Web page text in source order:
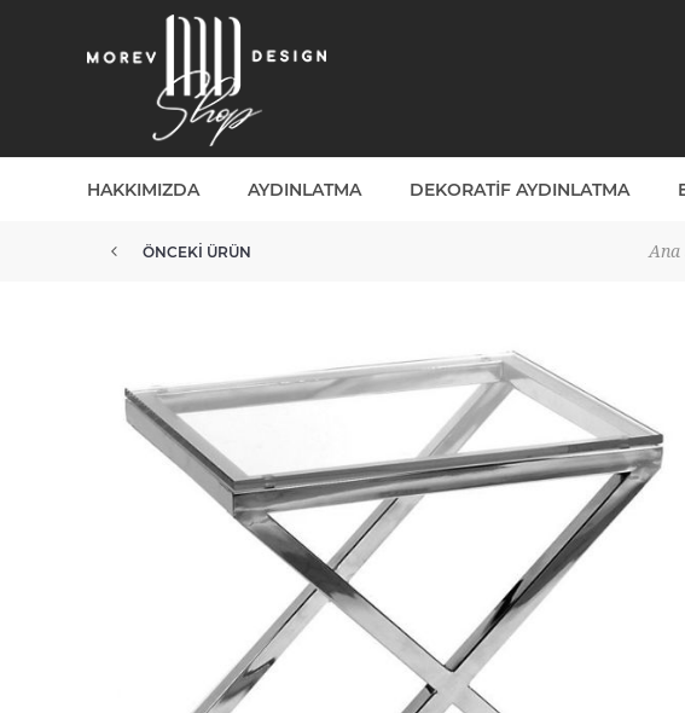
HAKKIMIZDA AYDINLATMA DEKORATIF AYDINLATMA
Ana
ÖNCEKI ÜRÜN